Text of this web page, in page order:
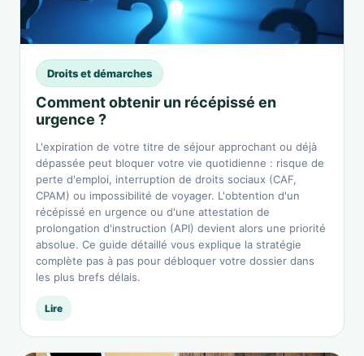
Droits et démarches
Comment obtenir un récépissé en
urgence ?
L'expiration de votre titre de séjour approchant ou déjà
dépassée peut bloquer votre vie quotidienne : risque de
perte d'emploi, interruption de droits sociaux (CAF,
CPAM) ou impossibilité de voyager. L'obtention d'un
récépissé en urgence ou d'une attestation de
prolongation d'instruction (API) devient alors une priorité
absolue. Ce guide détaillé vous explique la stratégie
complète pas à pas pour débloquer votre dossier dans
les plus brefs délais.
Lire